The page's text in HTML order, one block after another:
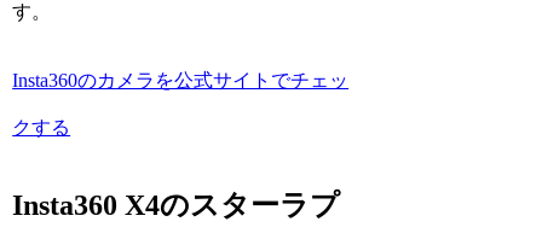
す。
Insta360のカメラを公式サイトでチェッ
クする
Insta360 X4のスターラプ